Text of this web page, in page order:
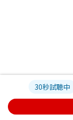
30秒試聴中